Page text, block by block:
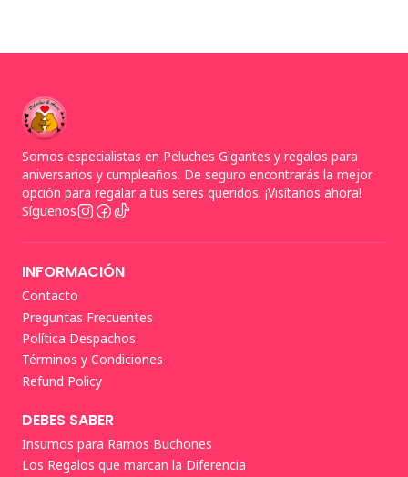
Somos especialistas en Peluches Gigantes y regalos para
aniversarios y cumpleaños. De seguro encontrarás la mejor
opción para regalar a tus seres queridos. ¡Visítanos ahora!
Síguenos
INFORMACIÓN
Contacto
Preguntas Frecuentes
Política Despachos
Términos y Condiciones
Refund Policy
DEBES SABER
Insumos para Ramos Buchones
Los Regalos que marcan la Diferencia